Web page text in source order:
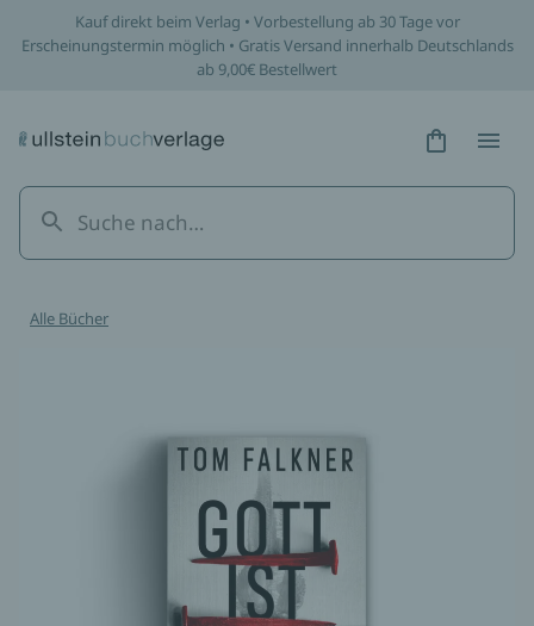
Kauf direkt beim Verlag • Vorbestellung ab 30 Tage vor
Erscheinungstermin möglich • Gratis Versand innerhalb Deutschlands
ab 9,00€ Bestellwert
Hidden
Alle Bücher